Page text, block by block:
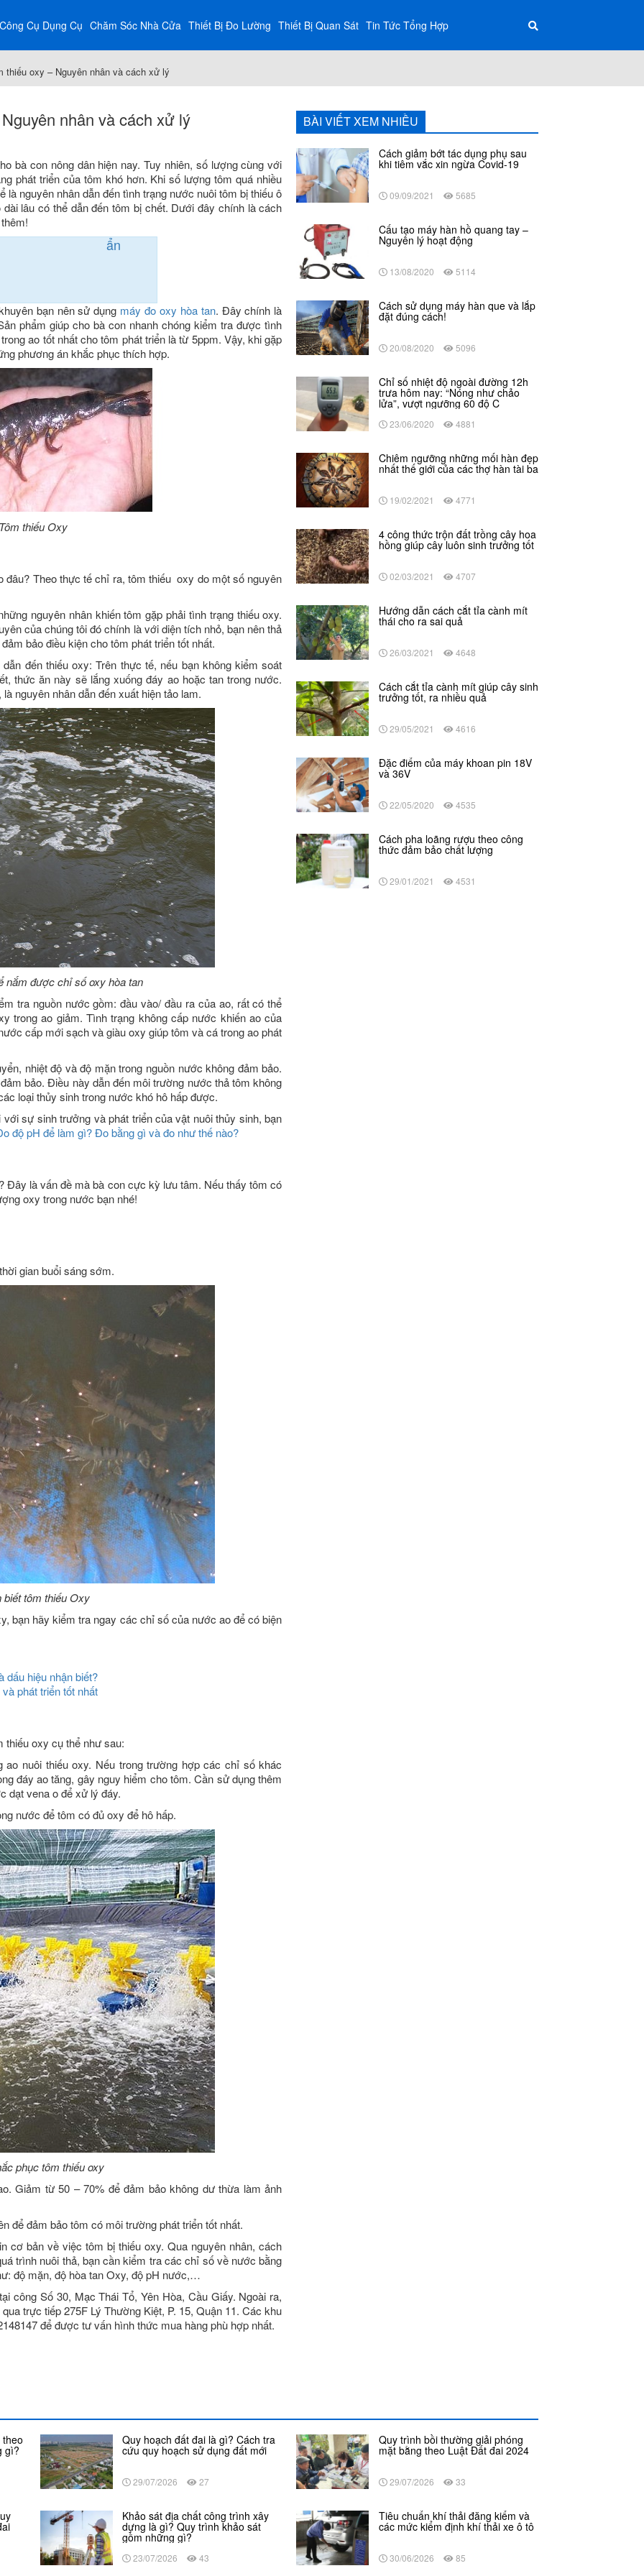
Cụ Dụng Cụ Chăm Sóc Nhà Cửa Thiết Bị Đo Lường Thiết Bị Quan Sát Tin Tức Tổng Hợp
thiếu oxy – Nguyên nhân và cách xử lý
nhân và cách xử lý
bà con nông dân hiện nay. Tuy nhiên, số lượng cùng với
phát triển của tôm khó hơn. Khi số lượng tôm quá nhiều
nguyên nhân dẫn đến tình trạng nước nuôi tôm bị thiếu ô
lâu có thể dẫn đến tôm bị chết. Dưới đây chính là cách
ẩn
bạn nên sử dụng máy đo oxy hòa tan. Đây chính là
phẩm giúp cho bà con nhanh chóng kiểm tra được tình
ao tốt nhất cho tôm phát triển là từ 5ppm. Vậy, khi gặp
phương án khắc phục thích hợp.
thiếu Oxy
đâu? Theo thực tế chỉ ra, tôm thiếu oxy do một số nguyên
nguyên nhân khiến tôm gặp phải tình trạng thiếu oxy.
của chúng tôi đó chính là với diện tích nhỏ, bạn nên thả
bảo điều kiện cho tôm phát triển tốt nhất.
đến thiếu oxy: Trên thực tế, nếu bạn không kiểm soát
thức ăn này sẽ lắng xuống đáy ao hoặc tan trong nước.
nguyên nhân dẫn đến xuất hiện tảo lam.
nắm được chỉ số oxy hòa tan
tra nguồn nước gồm: đầu vào/ đầu ra của ao, rất có thể
trong ao giảm. Tình trạng không cấp nước khiến ao của
cấp mới sạch và giàu oxy giúp tôm và cá trong ao phát
nhiệt độ và độ mặn trong nguồn nước không đảm bảo.
bảo. Điều này dẫn đến môi trường nước thả tôm không
loại thủy sinh trong nước khó hô hấp được.
sự sinh trưởng và phát triển của vật nuôi thủy sinh, bạn
độ pH để làm gì? Đo bằng gì và đo như thế nào?
Đây là vấn đề mà bà con cực kỳ lưu tâm. Nếu thấy tôm có
oxy trong nước bạn nhé!
gian buổi sáng sớm.
biết tôm thiếu Oxy
bạn hãy kiểm tra ngay các chỉ số của nước ao để có biện
dấu hiệu nhận biết?
phát triển tốt nhất
oxy cụ thể như sau:
nuôi thiếu oxy. Nếu trong trường hợp các chỉ số khác
đáy ao tăng, gây nguy hiểm cho tôm. Cần sử dụng thêm
dạt vena o để xử lý đáy.
nước để tôm có đủ oxy để hô hấp.
phục tôm thiếu oxy
Giảm từ 50 – 70% để đảm bảo không dư thừa làm ảnh
để đảm bảo tôm có môi trường phát triển tốt nhất.
cơ bản về việc tôm bị thiếu oxy. Qua nguyên nhân, cách
trình nuôi thả, bạn cần kiểm tra các chỉ số về nước bằng
độ mặn, độ hòa tan Oxy, độ pH nước,…
công Số 30, Mạc Thái Tổ, Yên Hòa, Cầu Giấy. Ngoài ra,
trực tiếp 275F Lý Thường Kiệt, P. 15, Quận 11. Các khu
để được tư vấn hình thức mua hàng phù hợp nhất.
BÀI VIẾT XEM NHIỀU
Cách giảm bớt tác dụng phụ sau
khi tiêm vắc xin ngừa Covid-19
09/09/2021 5685
Cấu tạo máy hàn hồ quang tay –
Nguyên lý hoạt động
13/08/2020 5114
Cách sử dụng máy hàn que và lắp
đặt đúng cách!
20/08/2020 5096
Chỉ số nhiệt độ ngoài đường 12h
trưa hôm nay: “Nóng như chảo
lửa”, vượt ngưỡng 60 độ C
23/06/2020 4881
Chiêm ngưỡng những mối hàn đẹp
nhất thế giới của các thợ hàn tài ba
19/02/2021 4771
4 công thức trộn đất trồng cây hoa
hồng giúp cây luôn sinh trưởng tốt
02/03/2021 4707
Hướng dẫn cách cắt tỉa cành mít
thái cho ra sai quả
26/03/2021 4648
Cách cắt tỉa cành mít giúp cây sinh
trưởng tốt, ra nhiều quả
29/05/2021 4616
Đặc điểm của máy khoan pin 18V
và 36V
22/05/2020 4535
Cách pha loãng rượu theo công
thức đảm bảo chất lượng
29/01/2021 4531
gì?
Quy hoạch đất đai là gì? Cách tra
cứu quy hoạch sử dụng đất mới
29/07/2026 27
Quy trình bồi thường giải phóng
mặt bằng theo Luật Đất đai 2024
29/07/2026 33
Khảo sát địa chất công trình xây
dựng là gì? Quy trình khảo sát
gồm những gì?
23/07/2026 43
Tiêu chuẩn khí thải đăng kiểm và
các mức kiểm định khí thải xe ô tô
30/06/2026 85